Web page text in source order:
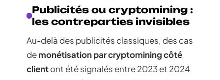
Publicités ou cryptomining :
les contreparties invisibles
Au-delà des publicités classiques, des cas
demonétisation par cryptomining côté
clientont été signalés entre 2023 et 2024